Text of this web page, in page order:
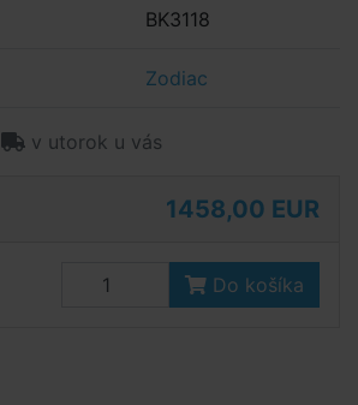
BK3118
Zodiac
v utorok u vás
1458,00 EUR
Do košíka